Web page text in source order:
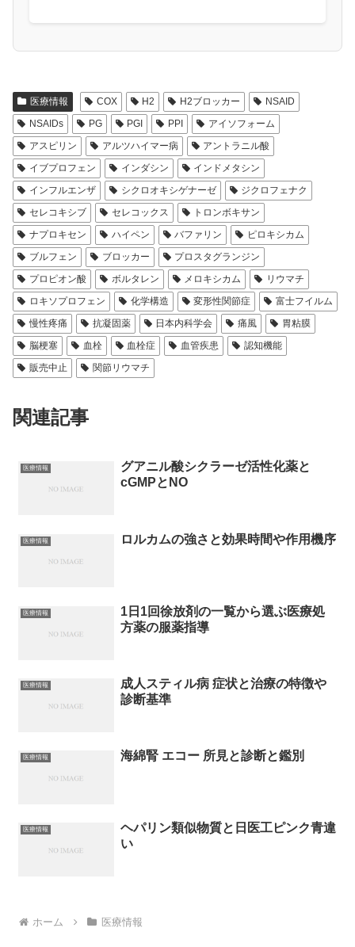
医療情報 COX H2 H2ブロッカー
NSAID
NSAIDs
PG PGI PPI
アイソフォーム
アスピリン
アルツハイマー病
アントラニル酸
イブプロフェン
インダシン
インドメタシン
インフルエンザ
シクロオキシゲナーゼ
ジクロフェナク
セレコキシブ
セレコックス
トロンボキサン
ナプロキセン
ハイペン バファリン
ピロキシカム
ブルフェン
ブロッカー
プロスタグランジン
プロピオン酸
ボルタレン メロキシカム
リウマチ
ロキソプロフェン
化学構造 変形性関節症
富士フイルム
慢性疼痛
抗凝固薬 日本内科学会 痛風
胃粘膜
脳梗塞
血栓 血栓症 血管疾患
認知機能
販売中止
関節リウマチ
関連記事
医療情報
グアニル酸シクラーゼ活性化薬と
cGMPとNO
医療情報 ロルカムの強さと効果時間や作用機序
医療情報
1日1回徐放剤の一覧から選ぶ医療処
方薬の服薬指導
医療情報
成人スティル病 症状と治療の特徴や
診断基準
医療情報 海綿腎 エコー 所見と診断と鑑別
医療情報
ヘパリン類似物質と日医工ピンク青違
い
ホーム 医療情報